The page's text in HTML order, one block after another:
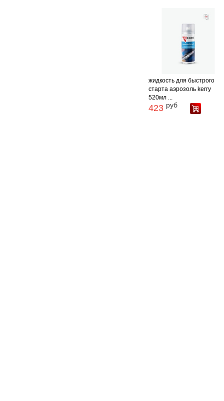
жидкость для быстрого
старта аэрозоль kerry
520мл ...
423 руб